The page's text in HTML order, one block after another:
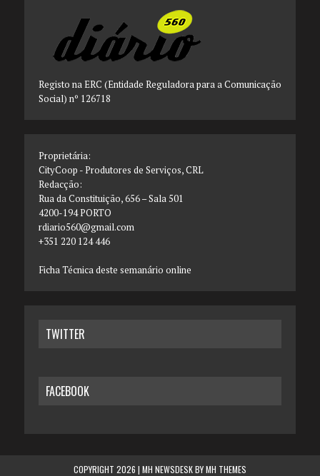
Registo na ERC (Entidade Reguladora para a Comunicação
Social) nº 126718
Proprietária:
CityCoop - Produtores de Serviços, CRL
Redacção:
Rua da Constituição, 656 – Sala 501
4200-194 PORTO
rdiario560@gmail.com
+351 220 124 446
Ficha Técnica deste semanário online
TWITTER
FACEBOOK
COPYRIGHT 2026 | MH NEWSDESK BYMH THEMES